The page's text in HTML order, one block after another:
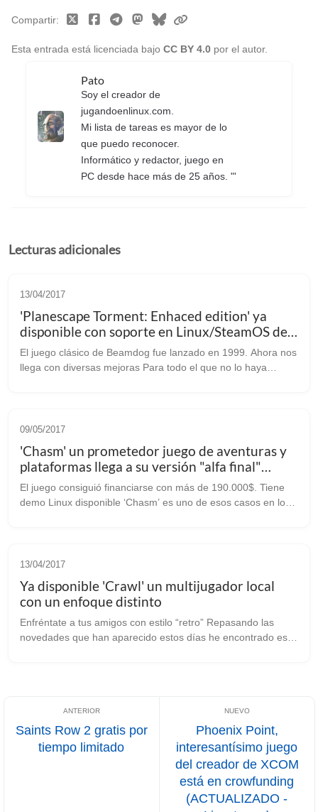
Esta entrada está licenciada bajo CC BY 4.0 por el autor.
Compartir
Pato
Soy el creador de
jugandoenlinux.com.
Mi lista de tareas es mayor de lo
que puedo reconocer.
Informático y redactor, juego en
PC desde hace más de 25 años. "'
Lecturas adicionales
13/04/2017
'Planescape Torment: Enhaced edition' ya
disponible con soporte en Linux/SteamOS de
salida
El juego clásico de Beamdog fue lanzado en 1999. Ahora nos
llega con diversas mejoras Para todo el que no lo haya
09/05/2017
'Chasm' un prometedor juego de aventuras y
plataformas llega a su versión "alfa final"
después de 4 años
El juego consiguió financiarse con más de 190.000$. Tiene
demo Linux disponible ‘Chasm’ es uno de esos casos en los
13/04/2017
Ya disponible 'Crawl' un multijugador local
con un enfoque distinto
Enfréntate a tus amigos con estilo “retro” Repasando las
novedades que han aparecido estos días he encontrado este
Saints Row 2 gratis por
tiempo limitado
Phoenix Point,
interesantísimo juego
del creador de XCOM
está en crowfunding
(ACTUALIZADO -